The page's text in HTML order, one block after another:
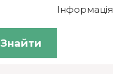
Знайти
Інформація